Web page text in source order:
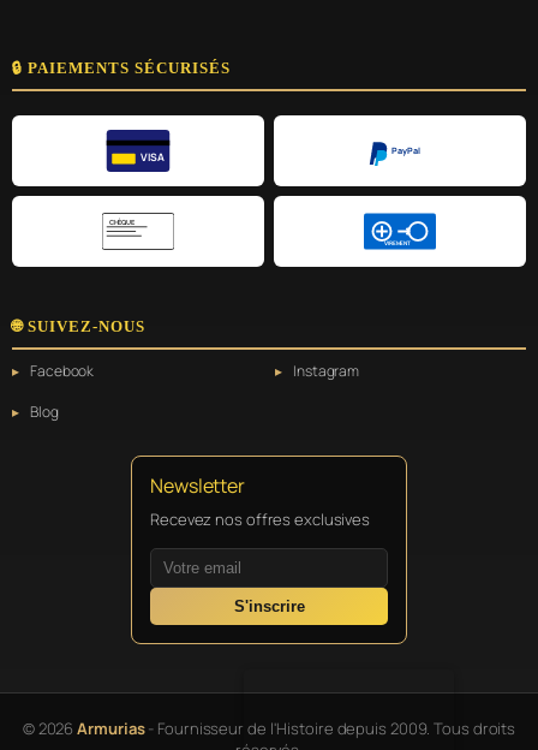
🔒 PAIEMENTS SÉCURISÉS
VISA
PayPal
CHÈQUE
VIREMENT
🌐 SUIVEZ-NOUS
Facebook
Instagram
Blog
Newsletter
Recevez nos offres exclusives
S'inscrire
© 2026Armurias- Fournisseur de l'Histoire depuis 2009. Tous droits